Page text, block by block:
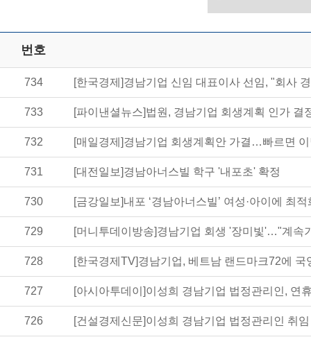
번호
734 [한국경제]경남기업 신임 대표이사 선임, "회사
733 [파이낸셜뉴스]법원, 경남기업 회생계획 인가 결
732 [매일경제]경남기업 회생계획안 가결…빠르면
731 [대전일보]경남아너스빌 학구 '내포초' 확정
730 [금강일보]내포 ‘경남아너스빌’ 여성·아이에 최
729 [머니투데이방송]경남기업 회생 '장미빛'…"계속
728 [한국경제TV]경남기업, 베트남 랜드마크72에
727 [아시아투데이]이성희 경남기업 법정관리인, 연
726 [건설경제신문]이성희 경남기업 법정관리인 취